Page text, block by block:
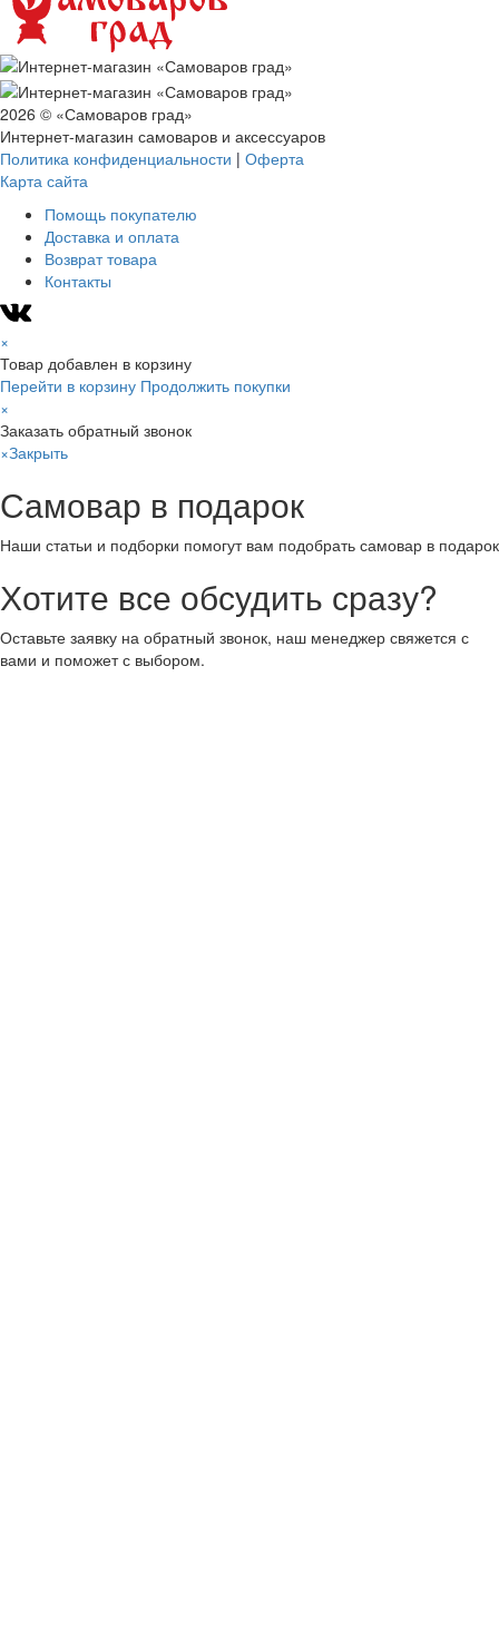
2026 © «Самоваров град»
Интернет-магазин самоваров и аксессуаров
Политика конфиденциальности | Оферта
Карта сайта
Помощь покупателю
Доставка и оплата
Возврат товара
Контакты
×
Товар добавлен в корзину
Перейти в корзину Продолжить покупки
×
Заказать обратный звонок
×Закрыть
Самовар в подарок
Наши статьи и подборки помогут вам подобрать самовар в подарок
Хотите все обсудить сразу?
Оставьте заявку на обратный звонок, наш менеджер свяжется с
вами и поможет с выбором.